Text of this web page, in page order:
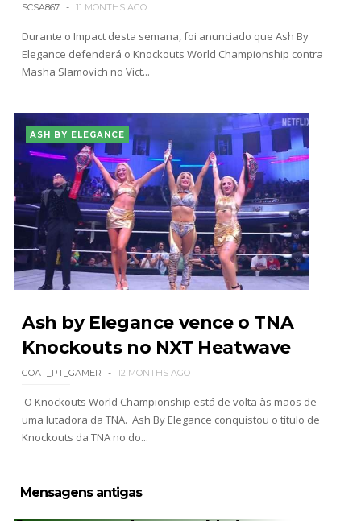
SCSA867 11 MONTHS AGO
Durante o Impact desta semana, foi anunciado que Ash By
Elegance defenderá o Knockouts World Championship contra
Masha Slamovich no Vict...
ASH BY ELEGANCE
Ash by Elegance vence o TNA
Knockouts no NXT Heatwave
GOAT_PT_GAMER 12 MONTHS AGO
O Knockouts World Championship está de volta às mãos de
uma lutadora da TNA. Ash By Elegance conquistou o título de
Knockouts da TNA no do...
Mensagens antigas